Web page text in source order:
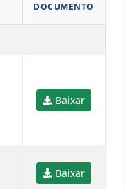
DOCUMENTO
Baixar
Baixar